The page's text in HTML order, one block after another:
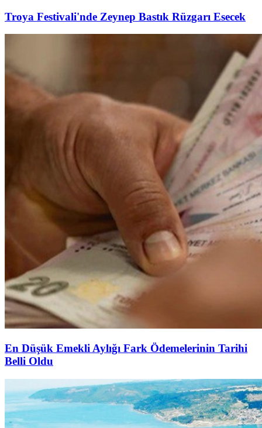
Troya Festivali'nde Zeynep Bastık Rüzgarı Esecek
En Düşük Emekli Aylığı Fark Ödemelerinin Tarihi
Belli Oldu